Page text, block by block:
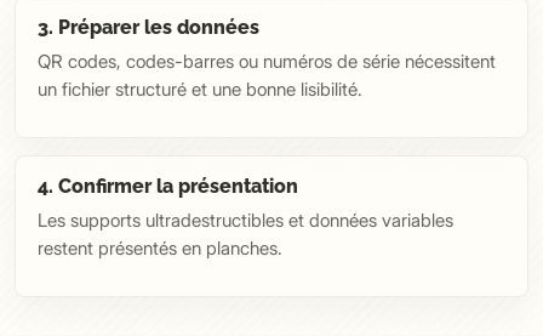
3. Préparer les données
QR codes, codes-barres ou numéros de série nécessitent
un fichier structuré et une bonne lisibilité.
4. Confirmer la présentation
Les supports ultradestructibles et données variables
restent présentés en planches.